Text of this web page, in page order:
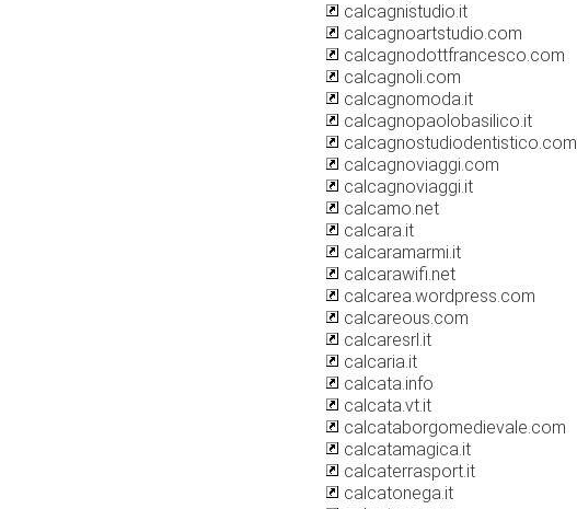
calcagnistudio.it
calcagnoartstudio.com
calcagnodottfrancesco.com
calcagnoli.com
calcagnomoda.it
calcagnopaolobasilico.it
calcagnostudiodentistico.com
calcagnoviaggi.com
calcagnoviaggi.it
calcamo.net
calcara.it
calcaramarmi.it
calcarawifi.net
calcarea.wordpress.com
calcareous.com
calcaresrl.it
calcaria.it
calcata.info
calcata.vt.it
calcataborgomedievale.com
calcatamagica.it
calcaterrasport.it
calcatonega.it